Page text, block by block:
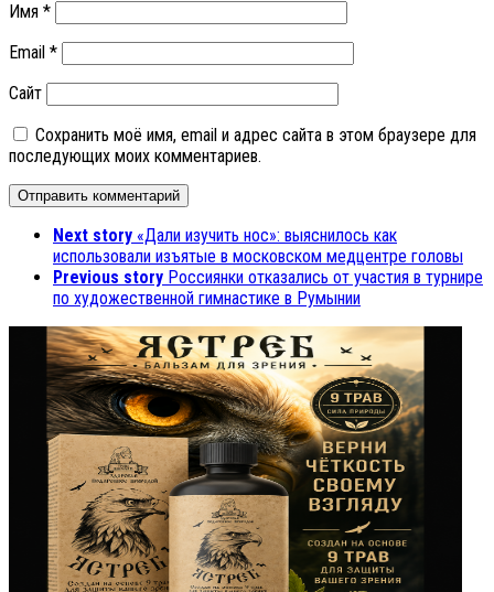
Имя *
Email *
Сайт
Сохранить моё имя, email и адрес сайта в этом браузере для
последующих моих комментариев.
Next story «Дали изучить нос»: выяснилось как
использовали изъятые в московском медцентре головы
Previous story Россиянки отказались от участия в турнире
по художественной гимнастике в Румынии